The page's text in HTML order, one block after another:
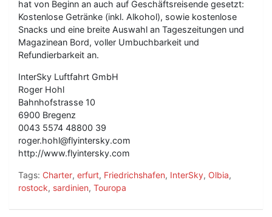
hat von Beginn an auch auf Geschäftsreisende gesetzt:
Kostenlose Getränke (inkl. Alkohol), sowie kostenlose
Snacks und eine breite Auswahl an Tageszeitungen und
Magazinean Bord, voller Umbuchbarkeit und
Refundierbarkeit an.
InterSky Luftfahrt GmbH
Roger Hohl
Bahnhofstrasse 10
6900 Bregenz
0043 5574 48800 39
roger.hohl@flyintersky.com
http://www.flyintersky.com
Tags: Charter, erfurt, Friedrichshafen, InterSky, Olbia,
rostock, sardinien, Touropa